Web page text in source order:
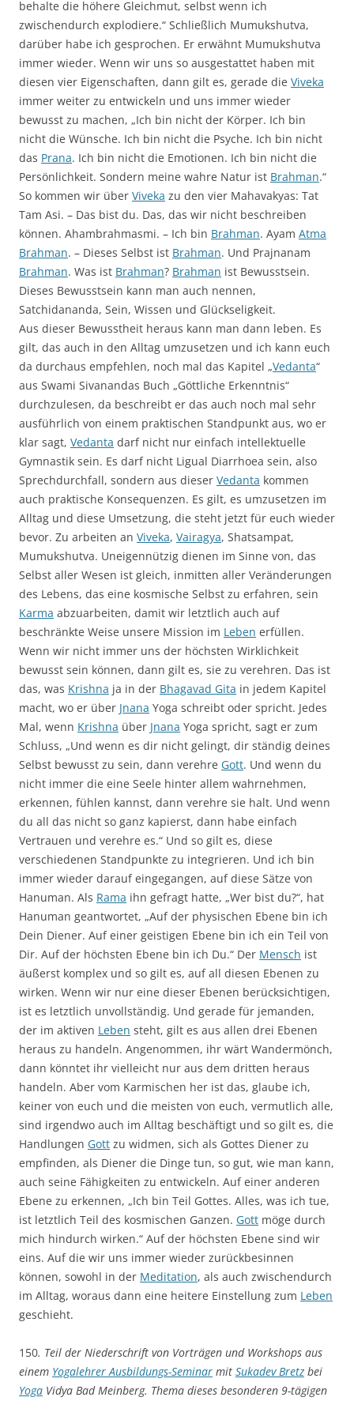
behalte die höhere Gleichmut, selbst wenn ich
zwischendurch explodiere.“ Schließlich Mumukshutva,
darüber habe ich gesprochen. Er erwähnt Mumukshutva
immer wieder. Wenn wir uns so ausgestattet haben mit
diesen vier Eigenschaften, dann gilt es, gerade die Viveka
immer weiter zu entwickeln und uns immer wieder
bewusst zu machen, „Ich bin nicht der Körper. Ich bin
nicht die Wünsche. Ich bin nicht die Psyche. Ich bin nicht
das Prana. Ich bin nicht die Emotionen. Ich bin nicht die
Persönlichkeit. Sondern meine wahre Natur ist Brahman.“
So kommen wir über Viveka zu den vier Mahavakyas: Tat
Tam Asi. – Das bist du. Das, das wir nicht beschreiben
können. Ahambrahmasmi. – Ich bin Brahman. Ayam Atma
Brahman. – Dieses Selbst ist Brahman. Und Prajnanam
Brahman. Was ist Brahman? Brahman ist Bewusstsein.
Dieses Bewusstsein kann man auch nennen,
Satchidananda, Sein, Wissen und Glückseligkeit.
Aus dieser Bewusstheit heraus kann man dann leben. Es
gilt, das auch in den Alltag umzusetzen und ich kann euch
da durchaus empfehlen, noch mal das Kapitel „Vedanta“
aus Swami Sivanandas Buch „Göttliche Erkenntnis“
durchzulesen, da beschreibt er das auch noch mal sehr
ausführlich von einem praktischen Standpunkt aus, wo er
klar sagt, Vedanta darf nicht nur einfach intellektuelle
Gymnastik sein. Es darf nicht Ligual Diarrhoea sein, also
Sprechdurchfall, sondern aus dieser Vedanta kommen
auch praktische Konsequenzen. Es gilt, es umzusetzen im
Alltag und diese Umsetzung, die steht jetzt für euch wieder
bevor. Zu arbeiten an Viveka, Vairagya, Shatsampat,
Mumukshutva. Uneigennützig dienen im Sinne von, das
Selbst aller Wesen ist gleich, inmitten aller Veränderungen
des Lebens, das eine kosmische Selbst zu erfahren, sein
Karma abzuarbeiten, damit wir letztlich auch auf
beschränkte Weise unsere Mission im Leben erfüllen.
Wenn wir nicht immer uns der höchsten Wirklichkeit
bewusst sein können, dann gilt es, sie zu verehren. Das ist
das, was Krishna ja in der Bhagavad Gita in jedem Kapitel
macht, wo er über Jnana Yoga schreibt oder spricht. Jedes
Mal, wenn Krishna über Jnana Yoga spricht, sagt er zum
Schluss, „Und wenn es dir nicht gelingt, dir ständig deines
Selbst bewusst zu sein, dann verehre Gott. Und wenn du
nicht immer die eine Seele hinter allem wahrnehmen,
erkennen, fühlen kannst, dann verehre sie halt. Und wenn
du all das nicht so ganz kapierst, dann habe einfach
Vertrauen und verehre es.“ Und so gilt es, diese
verschiedenen Standpunkte zu integrieren. Und ich bin
immer wieder darauf eingegangen, auf diese Sätze von
Hanuman. Als Rama ihn gefragt hatte, „Wer bist du?“, hat
Hanuman geantwortet, „Auf der physischen Ebene bin ich
Dein Diener. Auf einer geistigen Ebene bin ich ein Teil von
Dir. Auf der höchsten Ebene bin ich Du.“ Der Mensch ist
äußerst komplex und so gilt es, auf all diesen Ebenen zu
wirken. Wenn wir nur eine dieser Ebenen berücksichtigen,
ist es letztlich unvollständig. Und gerade für jemanden,
der im aktiven Leben steht, gilt es aus allen drei Ebenen
heraus zu handeln. Angenommen, ihr wärt Wandermönch,
dann könntet ihr vielleicht nur aus dem dritten heraus
handeln. Aber vom Karmischen her ist das, glaube ich,
keiner von euch und die meisten von euch, vermutlich alle,
sind irgendwo auch im Alltag beschäftigt und so gilt es, die
Handlungen Gott zu widmen, sich als Gottes Diener zu
empfinden, als Diener die Dinge tun, so gut, wie man kann,
auch seine Fähigkeiten zu entwickeln. Auf einer anderen
Ebene zu erkennen, „Ich bin Teil Gottes. Alles, was ich tue,
ist letztlich Teil des kosmischen Ganzen. Gott möge durch
mich hindurch wirken.“ Auf der höchsten Ebene sind wir
eins. Auf die wir uns immer wieder zurückbesinnen
können, sowohl in der Meditation, als auch zwischendurch
im Alltag, woraus dann eine heitere Einstellung zum Leben
geschieht.
150. Teil der Niederschrift von Vorträgen und Workshops aus
einem Yogalehrer Ausbildungs-Seminar mit Sukadev Bretz bei
Yoga Vidya Bad Meinberg. Thema dieses besonderen 9-tägigen